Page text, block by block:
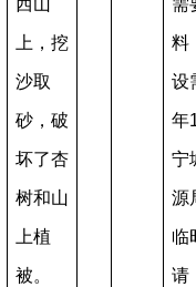
西山
上，挖
沙取
砂，破
坏了杏
树和山
上植
被。
需
料
设
年
宁
源
临
请